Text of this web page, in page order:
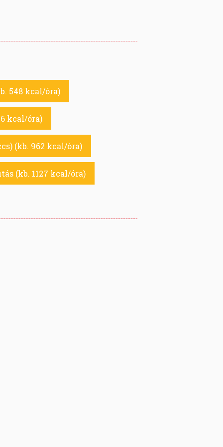
548 kcal/óra)
kcal/óra)
(kb. 962 kcal/óra)
(kb. 1127 kcal/óra)